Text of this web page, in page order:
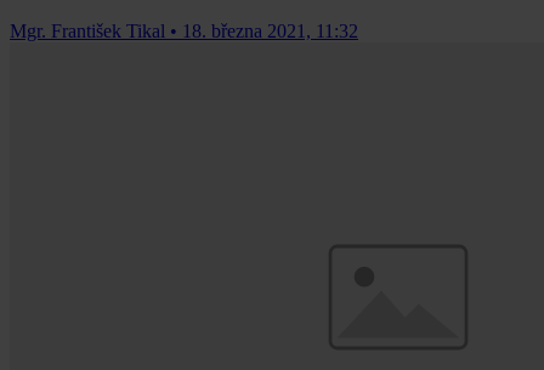
Mgr. František Tikal • 18. března 2021, 11:32